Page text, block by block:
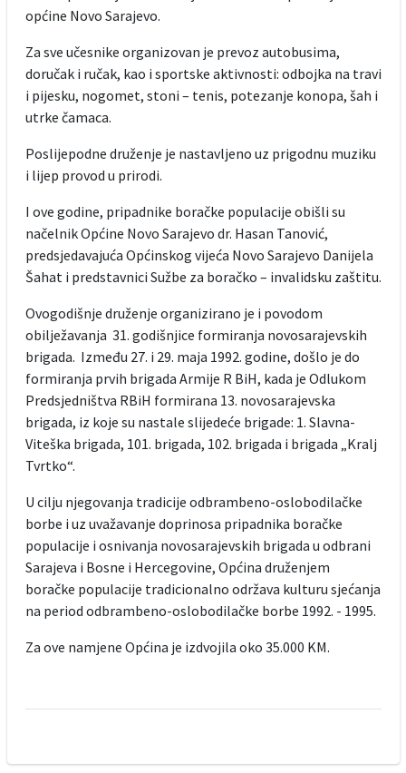
općine Novo Sarajevo.
Za sve učesnike organizovan je prevoz autobusima,
doručak i ručak, kao i sportske aktivnosti: odbojka na travi
i pijesku, nogomet, stoni – tenis, potezanje konopa, šah i
utrke čamaca.
Poslijepodne druženje je nastavljeno uz prigodnu muziku
i lijep provod u prirodi.
I ove godine, pripadnike boračke populacije obišli su
načelnik Općine Novo Sarajevo dr. Hasan Tanović,
predsjedavajuća Općinskog vijeća Novo Sarajevo Danijela
Šahat i predstavnici Sužbe za boračko – invalidsku zaštitu.
Ovogodišnje druženje organizirano je i povodom
obilježavanja 31. godišnjice formiranja novosarajevskih
brigada. Između 27. i 29. maja 1992. godine, došlo je do
formiranja prvih brigada Armije R BiH, kada je Odlukom
Predsjedništva RBiH formirana 13. novosarajevska
brigada, iz koje su nastale slijedeće brigade: 1. Slavna-
Viteška brigada, 101. brigada, 102. brigada i brigada „Kralj
Tvrtko“.
U cilju njegovanja tradicije odbrambeno-oslobodilačke
borbe i uz uvažavanje doprinosa pripadnika boračke
populacije i osnivanja novosarajevskih brigada u odbrani
Sarajeva i Bosne i Hercegovine, Općina druženjem
boračke populacije tradicionalno održava kulturu sjećanja
na period odbrambeno-oslobodilačke borbe 1992. - 1995.
Za ove namjene Općina je izdvojila oko 35.000 KM.